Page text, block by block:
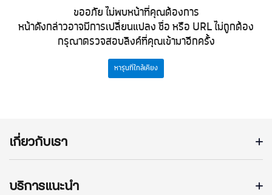
ขออภัย ไม่พบหน้าที่คุณต้องการ
หน้าดังกล่าวอาจมีการเปลี่ยนแปลง ชื่อ หรือ URL ไม่ถูกต้อง
กรุณาตรวจสอบลิงค์ที่คุณเข้ามาอีกครั้ง
หารุ่นที่ใกล้เคียง
เกี่ยวกับเรา
บริการแนะนำ